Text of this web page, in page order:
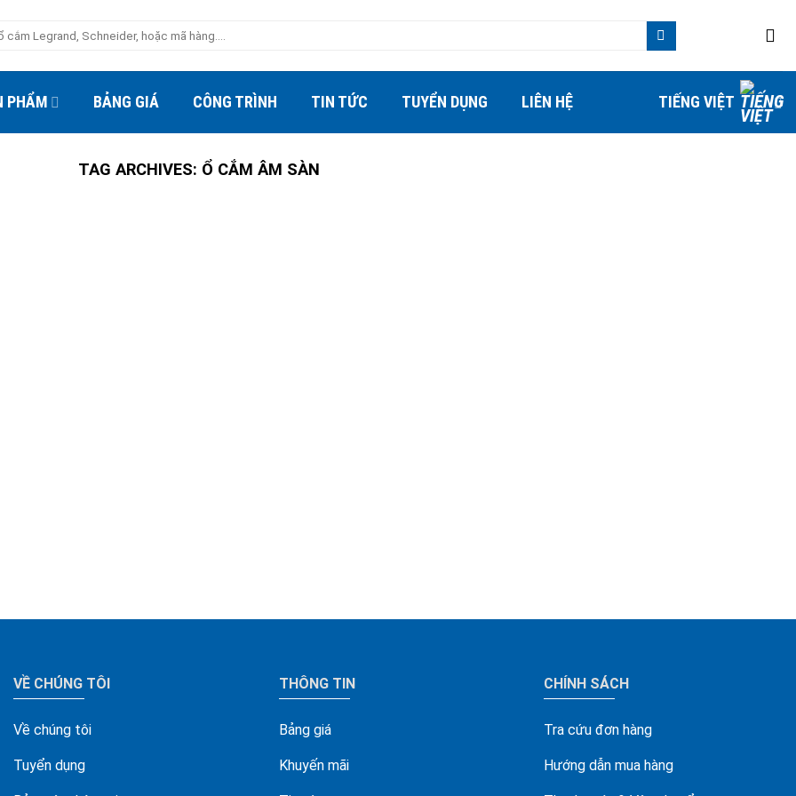
PHẨM BẢNG GIÁ CÔNG TRÌNH TIN TỨC TUYỂN DỤNG LIÊN HỆ TIẾNG VIỆT
TAG ARCHIVES: Ổ CẮM ÂM SÀN
VỀ CHÚNG TÔI
Về chúng tôi
Tuyển dụng
THÔNG TIN
Bảng giá
Khuyến mãi
CHÍNH SÁCH
Tra cứu đơn hàng
Hướng dẫn mua hàng